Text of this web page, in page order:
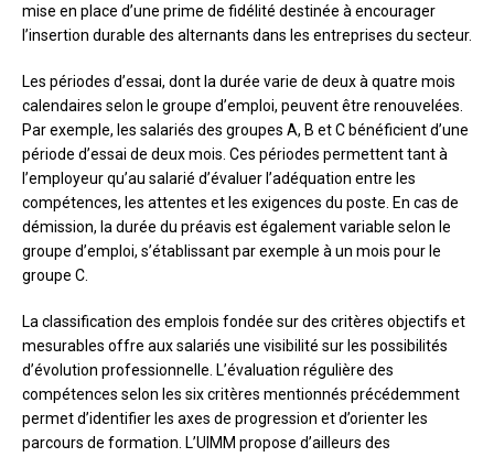
mise en place d’une prime de fidélité destinée à encourager
l’insertion durable des alternants dans les entreprises du secteur.
Les périodes d’essai, dont la durée varie de deux à quatre mois
calendaires selon le groupe d’emploi, peuvent être renouvelées.
Par exemple, les salariés des groupes A, B et C bénéficient d’une
période d’essai de deux mois. Ces périodes permettent tant à
l’employeur qu’au salarié d’évaluer l’adéquation entre les
compétences, les attentes et les exigences du poste. En cas de
démission, la durée du préavis est également variable selon le
groupe d’emploi, s’établissant par exemple à un mois pour le
groupe C.
La classification des emplois fondée sur des critères objectifs et
mesurables offre aux salariés une visibilité sur les possibilités
d’évolution professionnelle. L’évaluation régulière des
compétences selon les six critères mentionnés précédemment
permet d’identifier les axes de progression et d’orienter les
parcours de formation. L’UIMM propose d’ailleurs des